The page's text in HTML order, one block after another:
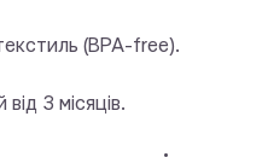
(BPA-free).
3 місяців.